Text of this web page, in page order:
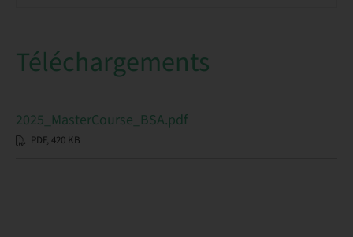
Téléchargements
2025_MasterCourse_BSA.pdf
PDF, 420 KB